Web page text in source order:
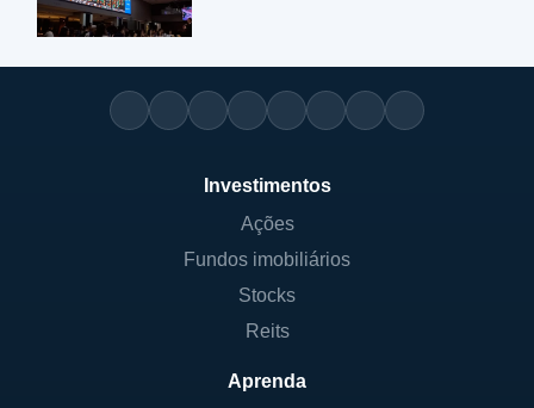
Investimentos
Ações
Fundos imobiliários
Stocks
Reits
Aprenda